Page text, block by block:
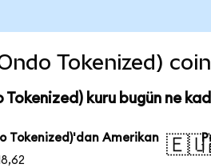
Tokenized)
kuru bugün ne
Tokenized)'dan Amerikan
🇪🇺
1